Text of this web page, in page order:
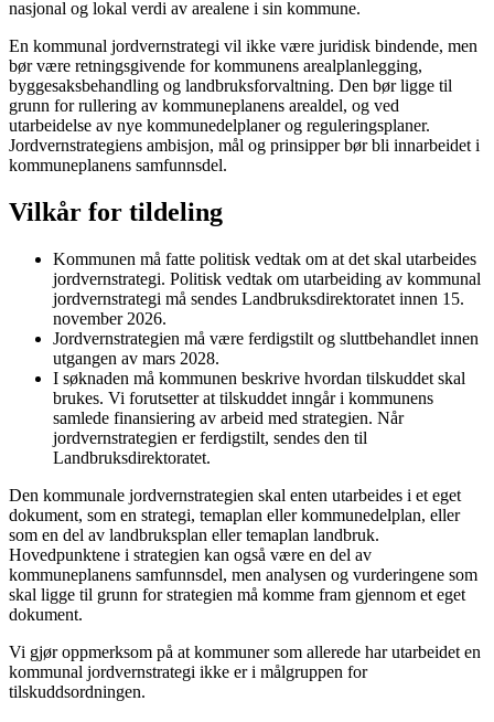
nasjonal og lokal verdi av arealene i sin kommune.
En kommunal jordvernstrategi vil ikke være juridisk bindende, men
bør være retningsgivende for kommunens arealplanlegging,
byggesaksbehandling og landbruksforvaltning. Den bør ligge til
grunn for rullering av kommuneplanens arealdel, og ved
utarbeidelse av nye kommunedelplaner og reguleringsplaner.
Jordvernstrategiens ambisjon, mål og prinsipper bør bli innarbeidet i
kommuneplanens samfunnsdel.
Vilkår for tildeling
Kommunen må fatte politisk vedtak om at det skal utarbeides
jordvernstrategi. Politisk vedtak om utarbeiding av kommunal
jordvernstrategi må sendes Landbruksdirektoratet innen 15.
november 2026.
Jordvernstrategien må være ferdigstilt og sluttbehandlet innen
utgangen av mars 2028.
I søknaden må kommunen beskrive hvordan tilskuddet skal
brukes. Vi forutsetter at tilskuddet inngår i kommunens
samlede finansiering av arbeid med strategien. Når
jordvernstrategien er ferdigstilt, sendes den til
Landbruksdirektoratet.
Den kommunale jordvernstrategien skal enten utarbeides i et eget
dokument, som en strategi, temaplan eller kommunedelplan, eller
som en del av landbruksplan eller temaplan landbruk.
Hovedpunktene i strategien kan også være en del av
kommuneplanens samfunnsdel, men analysen og vurderingene som
skal ligge til grunn for strategien må komme fram gjennom et eget
dokument.
Vi gjør oppmerksom på at kommuner som allerede har utarbeidet en
kommunal jordvernstrategi ikke er i målgruppen for
tilskuddsordningen.